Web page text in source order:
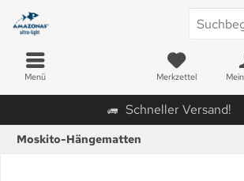
Schneller Versand!
Menü Merkzettel
Moskito-Hängematten